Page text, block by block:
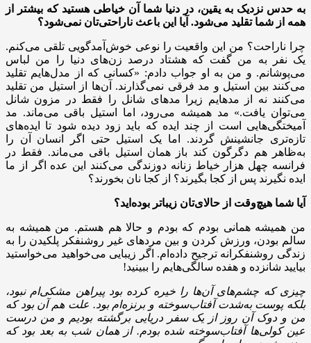
به حدس نزدیک به یقین، در دنیا شما آن خیاطی هستید که بیشتر از
همه از شما تقلید می‌شود. آیا این باعث ناراحتی‌تان نمی‌شود؟
چرا ناراحت؟ من این واقعیت را نوعی خوش‌آمدگویی تلقی می‌کنم.
یک نفر به من گفت که هشتاد درصد زن‌های دنیا را من لباس
می‌پوشانم. و من به او جواب دادم: «کسانی که از مدل‌هایم تقلید
می‌کنند بین استیل و مد فرقی نمی‌گذارند. آن‌ها از استیل من تقلید
می‌کنند نه از مدهایم زیرا مدهای شانل را فقط در مزون شانل
می‌توان یافت.» مد همیشه می‌رود، اما استیل باقی می‌ماند. مد
آمیختگی‌هایی است از چند ایده که باید زود دیده شود تا ایده‌های
تازه‌تری جانشینش گردند. اما یک استیل حتی اگر انسان آن را
به‌ظاهر هم دگرگون کند باز همان استیل باقی می‌ماند. فقط در
فرانسه چهل هزار خیاط زنانه دوزندگی می‌کنند این عده اگر از ما
ایده نگیرند پس از کجا بگیرند؟ از کجا نان بخورند؟
آیا شما هیچ‌وقت از حالای‌تان زیباتر بوده‌اید؟
من همیشه همانی بودم که بودم و حالا هم هستم. من همیشه به
سالم بودن، ورزش کردن و بین مردهای غیر روشنفکر پلکیدن را به
زندگی روشنفکرانه ترجیح داده‌ام. اگر زیبایی می‌خواهید می‌خواستید
بیایید شانزده و هفده سالگی‌هایم را ببینید!
چیزی که چشم‌های آن‌ها را خیره کرده بود پیراهن مشکی‌ام نبود،
بلکه پوست به‌شدت آفتاب‌سوخته و برنزه‌ام بود. علت هم آن بود که
من و دوک آن روز از یک سفر دریایی برگشته بودیم و من درست
عین کولی‌ها آفتاب‌سوخته شده بودم. از همان شب به بعد بود که